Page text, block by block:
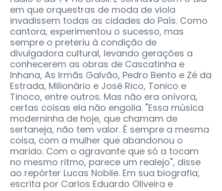
em que orquestras de moda de viola
invadissem todas as cidades do País. Como
cantora, experimentou o sucesso, mas
sempre o preteriu à condição de
divulgadora cultural, levando gerações a
conhecerem as obras de Cascatinha e
Inhana, As Irmãs Galvão, Pedro Bento e Zé da
Estrada, Milionário e José Rico, Tonico e
Tinoco, entre outros. Mas não era onívora,
certas coisas ela não engolia. "Essa música
moderninha de hoje, que chamam de
sertaneja, não tem valor. É sempre a mesma
coisa, com a mulher que abandonou o
marido. Com o agravante que só a tocam
no mesmo ritmo, parece um realejo", disse
ao repórter Lucas Nobile. Em sua biografia,
escrita por Carlos Eduardo Oliveira e